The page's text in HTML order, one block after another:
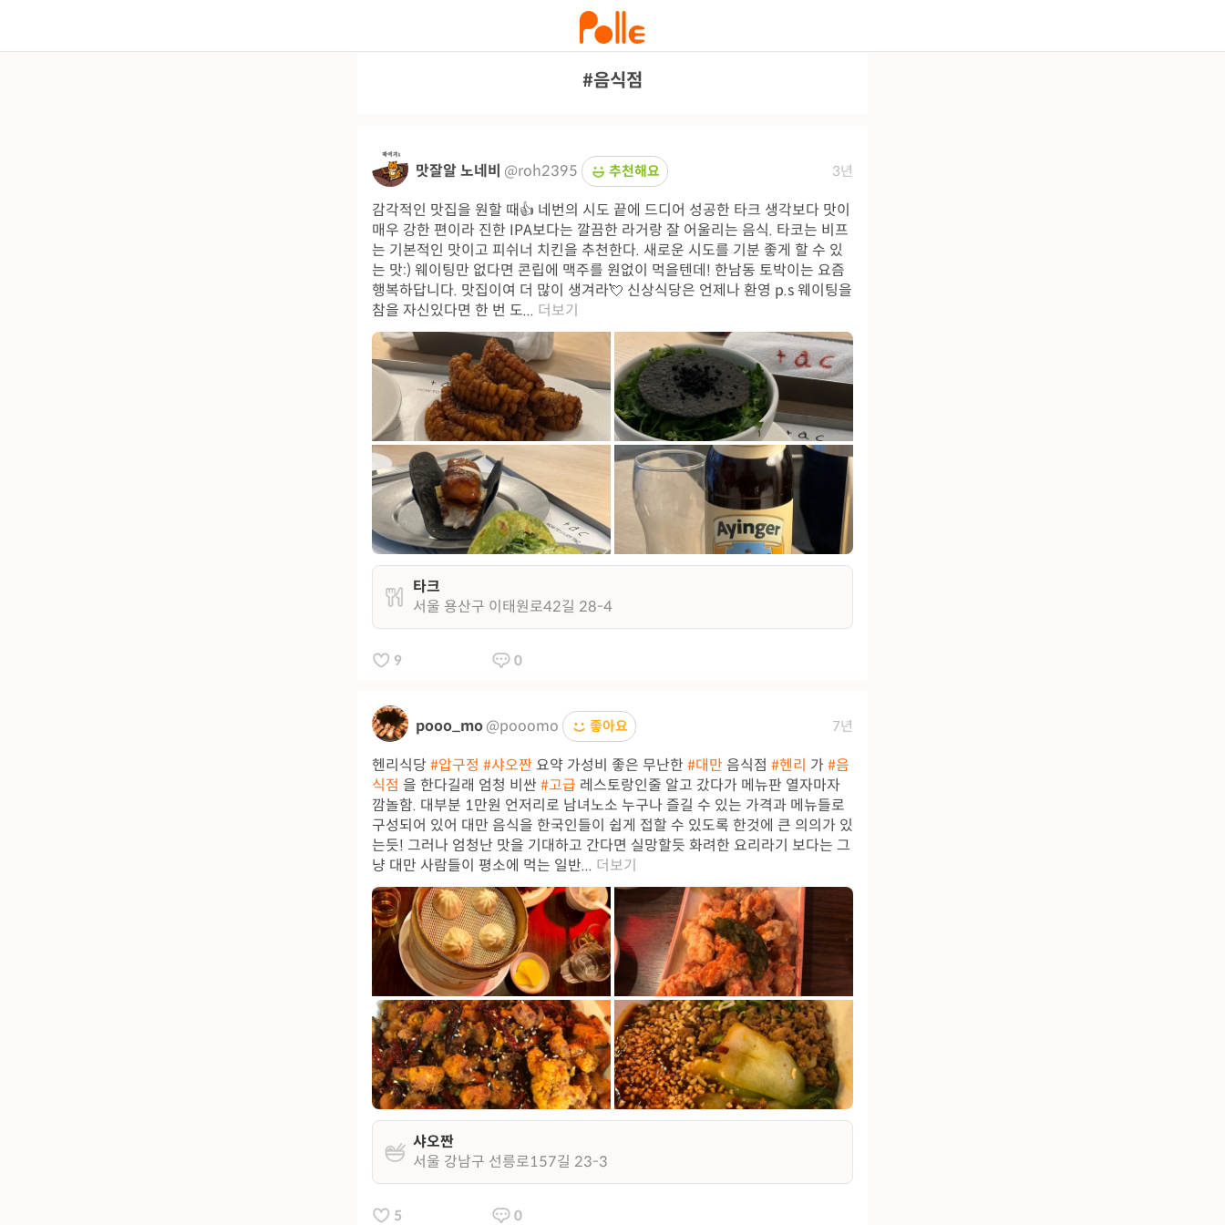
#음식점
맛잘알 노네비 @roh2395 추천해요 3년
감각적인 맛집을 원할 때👍 네번의 시도 끝에 드디어 성공한 타크 생각보다 맛이
매우 강한 편이라 진한 IPA보다는 깔끔한 라거랑 잘 어울리는 음식. 타코는 비프
는 기본적인 맛이고 피쉬너 치킨을 추천한다. 새로운 시도를 기분 좋게 할 수 있
는 맛:) 웨이팅만 없다면 콘립에 맥주를 원없이 먹을텐데! 한남동 토박이는 요즘
행복하답니다. 맛집이여 더 많이 생겨라💘 신상식당은 언제나 환영 p.s 웨이팅을
참을 자신있다면 한 번 도... 더보기
타크
서울 용산구 이태원로42길 28-4
9 0
pooo_mo@pooomo 좋아요 7년
헨리식당 #압구정 #샤오짠 요약 가성비 좋은 무난한 #대만 음식점 #헨리 가#음
식점 을 한다길래 엄청 비싼 #고급 레스토랑인줄 알고 갔다가 메뉴판 열자마자
깜놀함. 대부분 1만원 언저리로 남녀노소 누구나 즐길 수 있는 가격과 메뉴들로
구성되어 있어 대만 음식을 한국인들이 쉽게 접할 수 있도록 한것에 큰 의의가 있
는듯! 그러나 엄청난 맛을 기대하고 간다면 실망할듯 화려한 요리라기 보다는 그
냥 대만 사람들이 평소에 먹는 일반... 더보기
샤오짠
서울 강남구 선릉로157길 23-3
5 0